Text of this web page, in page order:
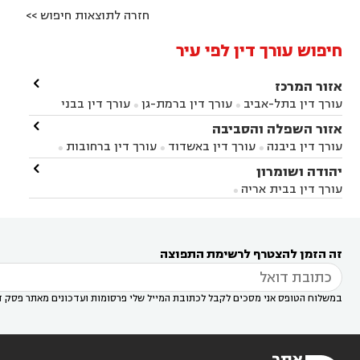
חזרה לתוצאות חיפוש >>
חיפוש עורך דין לפי עיר
אזור המרכז
עורך דין בתל-אביב  עורך דין ברמת-גן 
עורך דין בבני
ברק עורך דין בפתח תקווה עורך דין בראשון לציון
עורך דין ברחובות עורך דין בנס ציונה
במודיעין
עורך דין בהרצליה עורך דין בחולון
עורך
דין בקרית אונו
אונו
עורך דין בבת ים
דין בשוהם 

אזור השפלה והסביבה
עורך דין ביבנה  עורך דין באשדוד  עורך דין ברחובות 
עורך דין בראשון לציון עורך דין במודיעין
עורך דין
בבאר יעקב
עורך דין בגדרה

יהודה ושומרון
עורך דין בבית אריה 

זה הזמן להצטרף לרשימת התפוצה
במשלוח הטופס אני מסכים לקבל לכתובת המייל שלי פרסומות ועדכונים מאתר פסק